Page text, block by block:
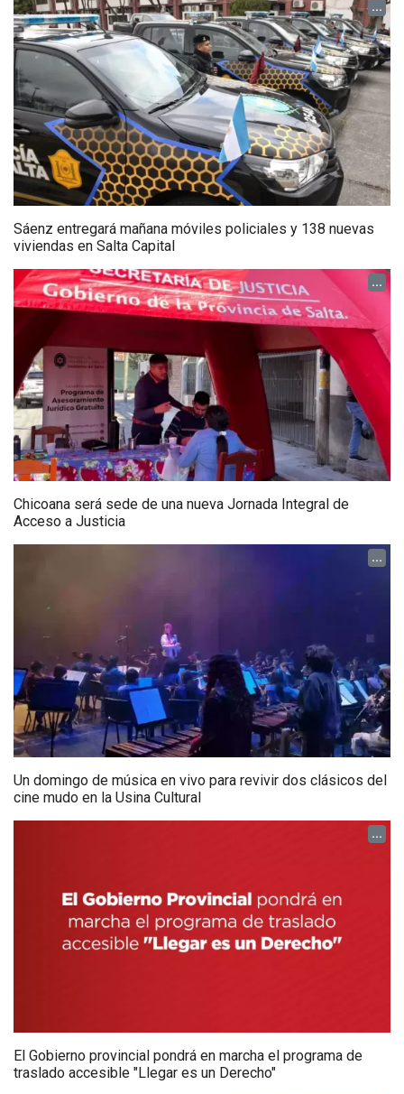
...
Sáenz entregará mañana móviles policiales y 138 nuevas
viviendas en Salta Capital
...
Chicoana será sede de una nueva Jornada Integral de
Acceso a Justicia
...
Un domingo de música en vivo para revivir dos clásicos del
cine mudo en la Usina Cultural
...
El Gobierno provincial pondrá en marcha el programa de
traslado accesible "Llegar es un Derecho"